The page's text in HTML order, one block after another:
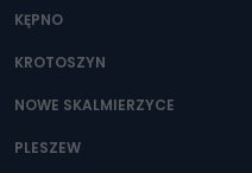
KĘPNO
KROTOSZYN
NOWE SKALMIERZYCE
PLESZEW